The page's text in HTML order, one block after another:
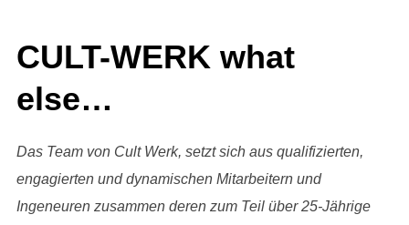
CULT-WERK what
else…
Das Team von Cult Werk, setzt sich aus qualifizierten,
engagierten und dynamischen Mitarbeitern und
Ingeneuren zusammen deren zum Teil über 25-Jährige